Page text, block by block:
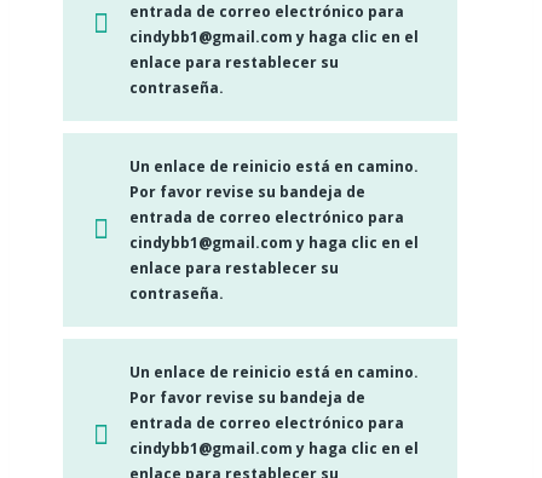
entrada de correo electrónico para
cindybb1@gmail.com y haga clic en el
enlace para restablecer su
contraseña.
Un enlace de reinicio está en camino.
Por favor revise su bandeja de
entrada de correo electrónico para
cindybb1@gmail.com y haga clic en el
enlace para restablecer su
contraseña.
Un enlace de reinicio está en camino.
Por favor revise su bandeja de
entrada de correo electrónico para
cindybb1@gmail.com y haga clic en el
enlace para restablecer su